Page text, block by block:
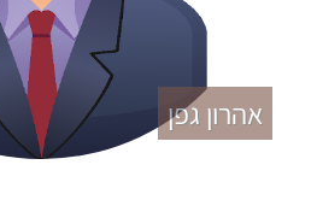
אהרון גפן